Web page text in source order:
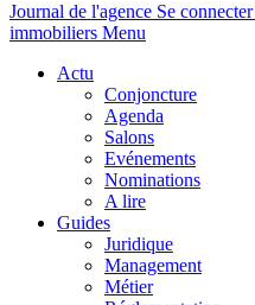
Journal de l'agence Se connecter
immobiliers Menu
Actu
Conjoncture
Agenda
Salons
Evénements
Nominations
A lire
Guides
Juridique
Management
Métier